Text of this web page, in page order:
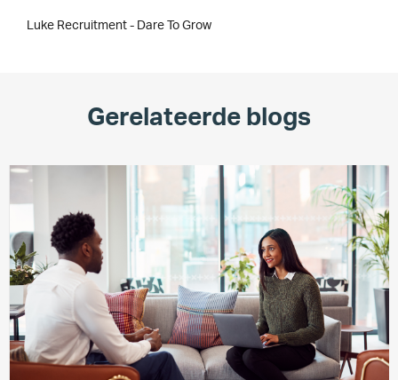
Luke Recruitment - Dare To Grow
Gerelateerde blogs